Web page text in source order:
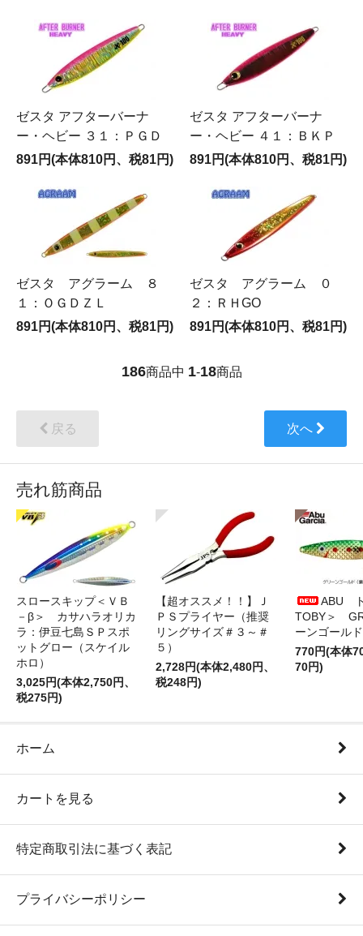
ゼスタ アフターバーナ
ー・ヘビー ３１：ＰＧＤ
891円(本体810円、税81円)
ゼスタ アフターバーナ
ー・ヘビー ４１：ＢＫＰ
891円(本体810円、税81円)
ゼスタ アグラーム ８
１：ＯＧＤＺＬ
891円(本体810円、税81円)
ゼスタ アグラーム ０
２：ＲＨGO
891円(本体810円、税81円)
186商品中 1-18商品
戻る 次へ
売れ筋商品
スロースキップ＜ＶＢ
－β＞ カサハラオリカ
ラ：伊豆七島ＳＰスポ
ットグロー（スケイル
ホロ）
3,025円(本体2,750円、
税275円)
【超オススメ！！】Ｊ
ＰＳプライヤー（推奨
リングサイズ＃３～＃
５）
2,728円(本体2,480円、
税248円)
ABU
TOBY＞
ーンゴールド
770円(本体
70円)
ホーム
カートを見る
特定商取引法に基づく表記
プライバシーポリシー